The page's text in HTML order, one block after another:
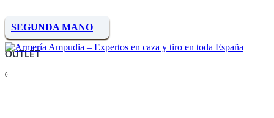
SEGUNDA MANO
OUTLET
0